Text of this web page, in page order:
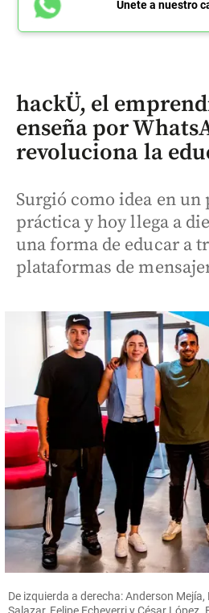
Únete a nuestro
hackÜ, el
enseña por
revoluciona la
Surgió como idea en un
práctica y hoy llega a
una forma de educar a
plataformas de
De izquierda a derecha: Anderson